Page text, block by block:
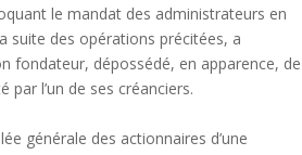
le mandat des administrateurs en
suite des opérations précitées, a
fondateur, dépossédé, en apparence, de
l’un de ses créanciers.
générale des actionnaires d’une